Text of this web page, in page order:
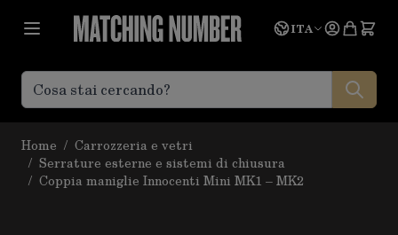
Lingua
ITA
Home / Carrozzeria e vetri
/ Serrature esterne e sistemi di chiusura
/ Coppia maniglie Innocenti Mini MK1 – MK2